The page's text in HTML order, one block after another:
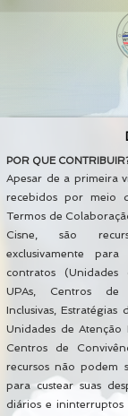
POR QUE
Apesar de a primeira
recebidos por meio
Termos de
Cisne, são
exclusivamente
contratos
UPAs, Centros de
Inclusivas,
Unidades de
Centros de
recursos não podem
para custear suas
diários e ininterruptos